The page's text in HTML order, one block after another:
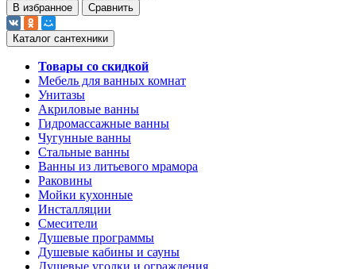
В избранное Сравнить
Каталог сантехники
Товары со скидкой
Мебель для ванных комнат
Унитазы
Акриловые ванны
Гидромассажные ванны
Чугунные ванны
Стальные ванны
Ванны из литьевого мрамора
Раковины
Мойки кухонные
Инсталляции
Смесители
Душевые программы
Душевые кабины и сауны